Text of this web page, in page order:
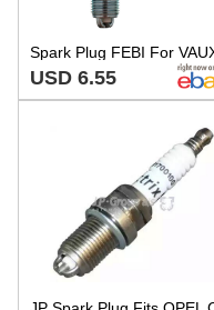
USD 6.55